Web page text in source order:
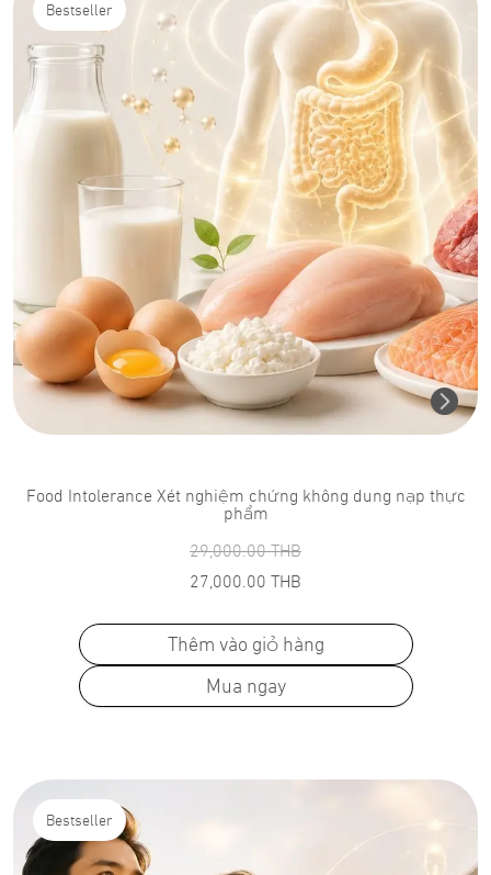
Bestseller
Food Intolerance Xét nghiệm chứng không dung nạp thực
phẩm
29,000.00 THB
27,000.00 THB
Thêm vào giỏ hàng
Mua ngay
Bestseller